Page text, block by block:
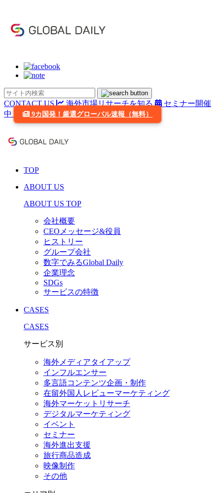
CONTACT US 海外市場リサーチを知る
セミナー開催
中
9カ国発！厳選グローバル速報（無料）
TOP
ABOUT US
ABOUT US TOP
会社概要
CEOメッセージ&役員
ヒストリー
グループ会社
数字でみるGlobal Daily
企業理念
SDGs
サービスの特徴
CASES
CASES
サービス別
海外メディアタイアップ
インフルエンサー
多言語コンテンツ企画・制作
在留外国⼈レビューマーケティング
海外マーケットリサーチ
デジタルマーケティング
イベント
セミナー
海外進出支援
旅行商品造成
映像制作
その他